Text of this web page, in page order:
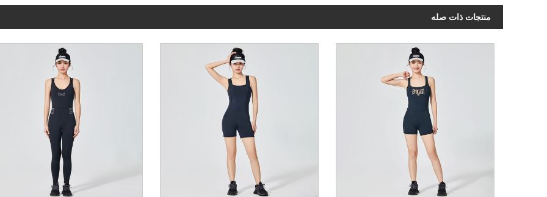
منتجات ذات صله